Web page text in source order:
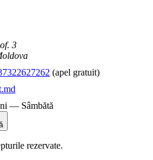
3
(apel gratuit)
— Sâmbătă
rezervate.